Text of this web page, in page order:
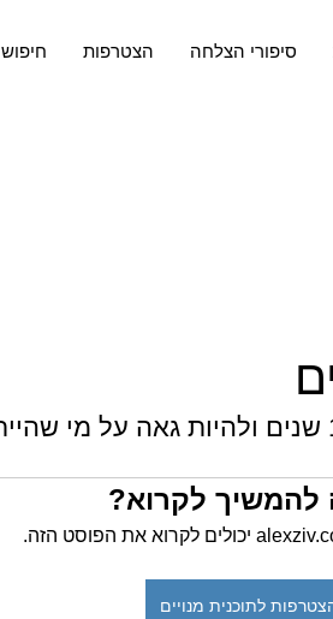
חיפוש הצטרפות סיפורי הצלחה
להמשיך לקרוא?
לתוכנית מנויים